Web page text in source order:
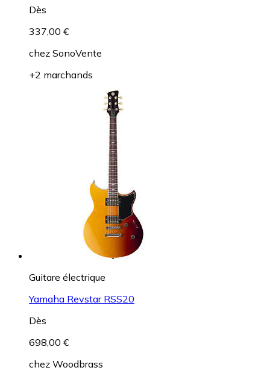
Dès
337,00 €
chez SonoVente
+2 marchands
Guitare électrique
Yamaha Revstar RSS20
Dès
698,00 €
chez Woodbrass